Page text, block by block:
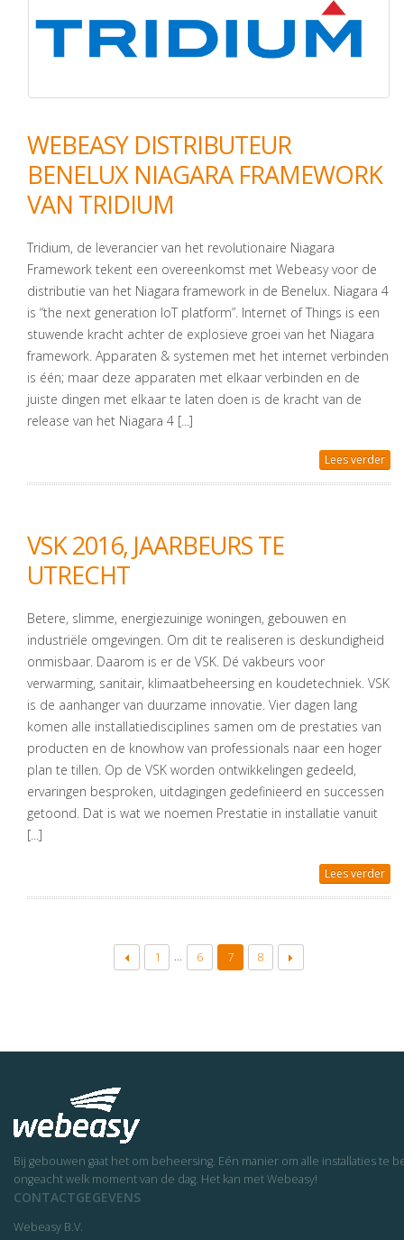
WEBEASY DISTRIBUTEUR
BENELUX NIAGARA FRAMEWORK
VAN TRIDIUM
Tridium, de leverancier van het revolutionaire Niagara
Framework tekent een overeenkomst met Webeasy voor de
distributie van het Niagara framework in de Benelux. Niagara 4
is “the next generation IoT platform”. Internet of Things is een
stuwende kracht achter de explosieve groei van het Niagara
framework. Apparaten & systemen met het internet verbinden
is één; maar deze apparaten met elkaar verbinden en de
juiste dingen met elkaar te laten doen is de kracht van de
release van het Niagara 4 [...]
Lees verder
VSK 2016, JAARBEURS TE
UTRECHT
Betere, slimme, energiezuinige woningen, gebouwen en
industriële omgevingen. Om dit te realiseren is deskundigheid
onmisbaar. Daarom is er de VSK. Dé vakbeurs voor
verwarming, sanitair, klimaatbeheersing en koudetechniek. VSK
is de aanhanger van duurzame innovatie. Vier dagen lang
komen alle installatiedisciplines samen om de prestaties van
producten en de knowhow van professionals naar een hoger
plan te tillen. Op de VSK worden ontwikkelingen gedeeld,
ervaringen besproken, uitdagingen gedefinieerd en successen
getoond. Dat is wat we noemen Prestatie in installatie vanuit
[...]
Lees verder
1 … 6 7 8
Bij gebouwen gaat het om beheersing. Eén manier om alle installaties
ongeacht welk moment van de dag. Het kan met Webeasy!
CONTACTGEGEVENS
Webeasy B.V.